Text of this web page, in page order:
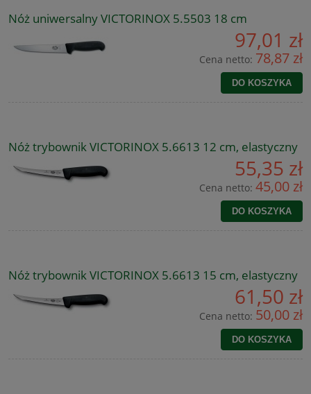
Nóż uniwersalny VICTORINOX 5.5503 18 cm
97,01 zł
Cena netto: 78,87 zł
DO KOSZYKA
Nóż trybownik VICTORINOX 5.6613 12 cm, elastyczny
55,35 zł
Cena netto: 45,00 zł
DO KOSZYKA
Nóż trybownik VICTORINOX 5.6613 15 cm, elastyczny
61,50 zł
Cena netto: 50,00 zł
DO KOSZYKA